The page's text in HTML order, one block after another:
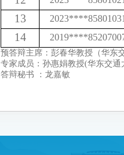
13 2023****85801031
14 2019****
预答辩主席：彭春华教授（华东
专家成员：孙惠娟教授(华东交
答辩秘书 ：龙嘉敏